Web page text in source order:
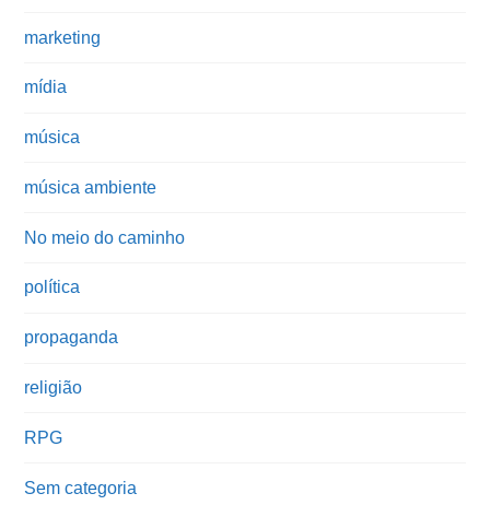
marketing
mídia
música
música ambiente
No meio do caminho
política
propaganda
religião
RPG
Sem categoria